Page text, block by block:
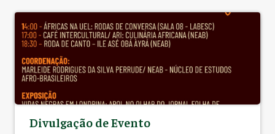
busque trazer vozes subalternizadas pela violência do
período. […]
Divulgação de Evento